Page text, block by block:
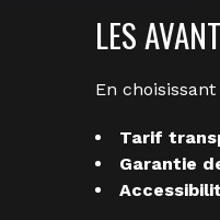
LES
En choisissant
Tarif
Garantie